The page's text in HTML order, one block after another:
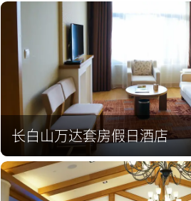
长白山万达套房假日酒店